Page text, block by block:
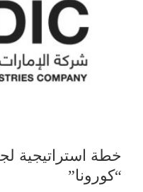
خطة استراتيجية
“كورونا”